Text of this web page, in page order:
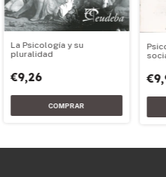
La Psicología y su
pluralidad
€9,26